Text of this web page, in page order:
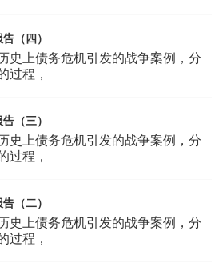
（四）
史上债务危机引发的战争案例，分
过程，
（三）
史上债务危机引发的战争案例，分
过程，
（二）
史上债务危机引发的战争案例，分
过程，